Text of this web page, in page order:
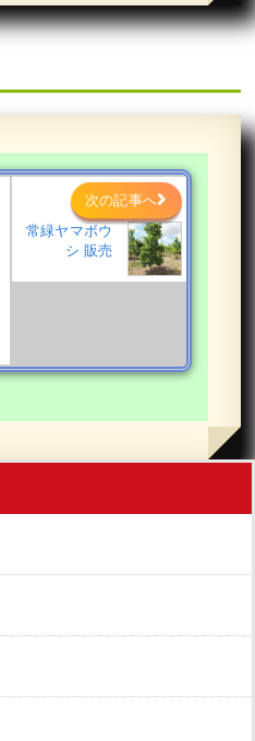
次の記事へ
常緑ヤマボウ
シ 販売